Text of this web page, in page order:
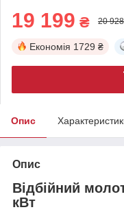
19 199 ₴ 20
Економія 1729 ₴
Опис
Опис
Відбійний
кВт